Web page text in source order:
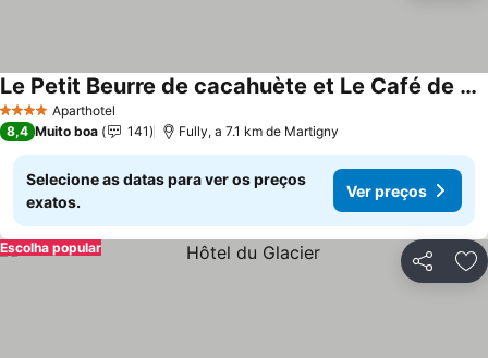
4 EstrelasAparthotel
Le Petit Beurre de cacahuète et Le Café de Paris
8,4 Muito boa 141 Fully, a 7.1 km de Martigny
Selecione as datas para ver os preços
exatos.
Ver preços
Partilhar
Escolha popular